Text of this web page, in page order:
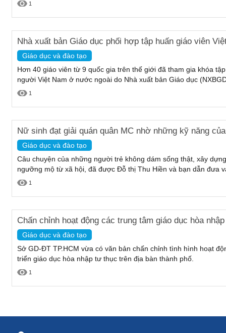
1
Nhà xuất bản Giáo dục phối hợp tập huấn giáo viên
Giáo dục và đào tạo
Hơn 40 giáo viên từ 9 quốc gia trên thế giới đã tham gia khóa
người Việt Nam ở nước ngoài do Nhà xuất bản Giáo dục
1
Nữ sinh đạt giải quán quân MC nhờ những kỹ năng
Giáo dục và đào tạo
Câu chuyện của những người trẻ không dám sống thật, xây
ngưỡng mộ từ xã hội, đã được Đỗ thị Thu Hiền và bạn dẫn đưa
1
Chấn chỉnh hoạt động các trung tâm giáo dục hòa
Giáo dục và đào tạo
Sở GD-ĐT TP.HCM vừa có văn bản chấn chỉnh tình hình hoạt
triển giáo dục hòa nhập tư thục trên địa bàn thành phố.
1